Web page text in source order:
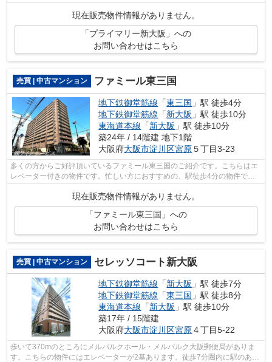
現在販売物件情報がありません。
「プライマリー新大阪」への
お問い合わせはこちら
売買 | 中古マンション ファミール東三国
地下鉄御堂筋線 「東三国 」駅 徒歩4分
地下鉄御堂筋線 「新大阪 」駅 徒歩10分
東海道本線 「新大阪 」駅 徒歩10分
築24年 / 14階建 地下1階
大阪府大阪市淀川区宮原５丁目3-23
多くの方からご好評頂いているファミール東三国のご紹介です。こちらはエ
レベーター付きの物件です。忙しい方におすすめの、駅徒歩4分の物件で
す。中古でありながら、綺麗で機能的な設...
現在販売物件情報がありません。
「ファミール東三国」への
お問い合わせはこちら
売買 | 中古マンション セレッソコート新大阪
地下鉄御堂筋線 「新大阪 」駅 徒歩7分
地下鉄御堂筋線 「東三国 」駅 徒歩8分
東海道本線 「新大阪 」駅 徒歩10分
築17年 / 15階建
大阪府大阪市淀川区宮原４丁目5-22
歩いて370mのところにメルパルクホール・メルパルク大阪郵便局がありま
す。こちらの物件にはエレベーターが2基あります。徒歩7分圏内に駅のある